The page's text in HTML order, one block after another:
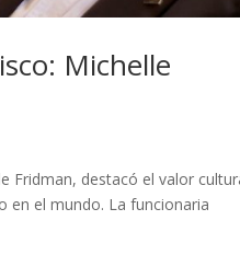
Michelle
Fridman, destacó el valor
en el mundo. La funcionaria